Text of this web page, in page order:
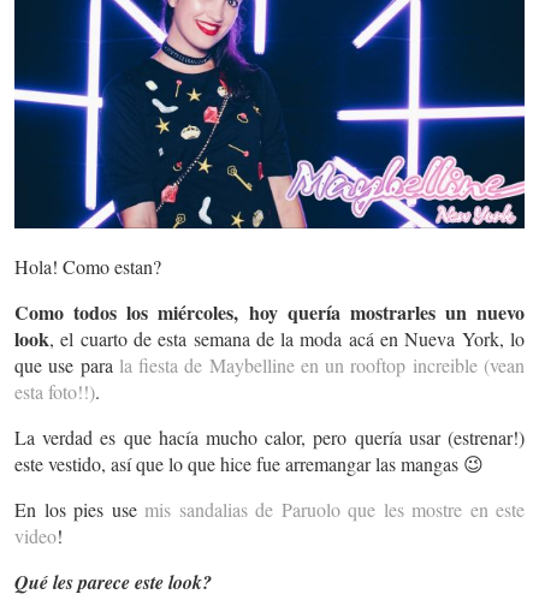
Hola! Como estan?
Como todos los miércoles, hoy quería mostrarles un nuevo
look, el cuarto de esta semana de la moda acá en Nueva York, lo
que use para la fiesta de Maybelline en un rooftop increible (vean
esta foto!!).
La verdad es que hacía mucho calor, pero quería usar (estrenar!)
este vestido, así que lo que hice fue arremangar las mangas 😉
En los pies use mis sandalias de Paruolo que les mostre en este
video!
Qué les parece este look?